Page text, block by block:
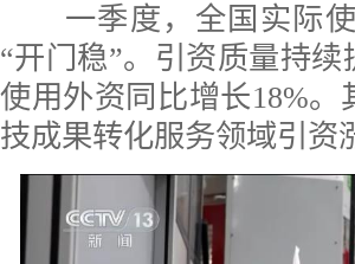
一季度，全国实际使
“开门稳”。引资质量持
使用外资同比增长18%
技成果转化服务领域引资